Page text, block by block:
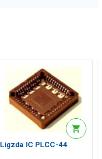
Ligzda IC PLCC-44